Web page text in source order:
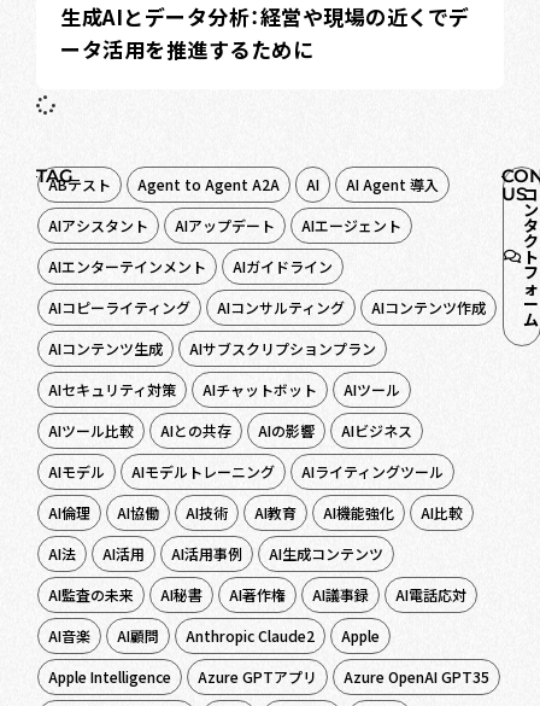
生成AIとデータ分析：経営や現場の近くでデ
ータ活用を推進するために
TAG
ABテスト Agent to Agent A2A AI
AI Agent 導入
AIアシスタント
AIアップデート
AIエージェント
AIエンターテインメント
AIガイドライン
AIコピーライティング
AIコンサルティング
AIコンテンツ作成
AIコンテンツ生成
AIサブスクリプションプラン
AIセキュリティ対策
AIチャットボット
AIツール
AIツール比較
AIとの共存 AIの影響
AIビジネス
AIモデル
AIモデルトレーニング
AIライティングツール
AI倫理
AI協働 AI技術 AI教育 AI機能強化
AI比較
AI法
AI活用 AI活用事例
AI生成コンテンツ
AI監査の未来
AI秘書 AI著作権 AI議事録
AI電話応対
AI音楽
AI顧問 Anthropic Claude2
Apple
Apple Intelligence
Azure GPTアプリ
Azure OpenAI GPT35
USコ
ン
タ
ク
ト
フ
ォ
ー
ム